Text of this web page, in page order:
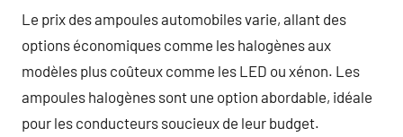
Le prix des ampoules automobiles varie, allant des
options économiques comme les halogènes aux
modèles plus coûteux comme les LED ou xénon. Les
ampoules halogènes sont une option abordable, idéale
pour les conducteurs soucieux de leur budget.